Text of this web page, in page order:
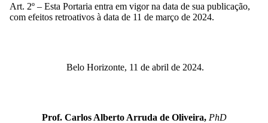
Art. 2º – Esta Portaria entra em vigor na data de sua publicação,
com efeitos retroativos à data de 11 de março de 2024.
Belo Horizonte, 11 de abril de 2024.
Prof. Carlos Alberto Arruda de Oliveira, PhD